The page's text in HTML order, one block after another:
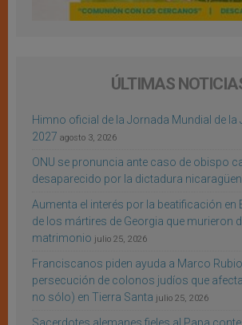
ÚLTIMAS
Himno oficial de la Jornada Mundial de la
2027 agosto 3, 2026
ONU se pronuncia ante caso de obispo
desaparecido por la dictadura
Aumenta el interés por la beatificación en
de los mártires de Georgia que murieron
matrimonio julio 25, 2026
Franciscanos piden ayuda a Marco
persecución de colonos judíos que
no sólo) en Tierra Santa julio 25, 2026